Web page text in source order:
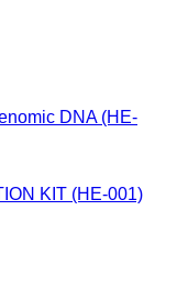
KIT (HE-001)